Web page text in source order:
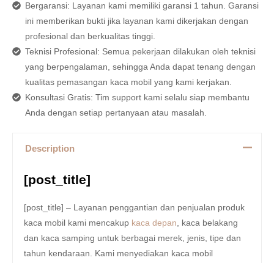
Bergaransi: Layanan kami memiliki garansi 1 tahun. Garansi
ini memberikan bukti jika layanan kami dikerjakan dengan
profesional dan berkualitas tinggi.
Teknisi Profesional: Semua pekerjaan dilakukan oleh teknisi
yang berpengalaman, sehingga Anda dapat tenang dengan
kualitas pemasangan kaca mobil yang kami kerjakan.
Konsultasi Gratis: Tim support kami selalu siap membantu
Anda dengan setiap pertanyaan atau masalah.
Description
[post_title]
[post_title] – Layanan penggantian dan penjualan produk
kaca mobil kami mencakup kaca depan , kaca belakang
dan kaca samping untuk berbagai merek, jenis, tipe dan
tahun kendaraan. Kami menyediakan kaca mobil